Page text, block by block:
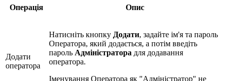
Операція Опис
Додати
оператора
Натисніть кнопку Додати, задайте ім'я та пароль
Оператора, який додається, а потім введіть
пароль Адміністратора для додавання
оператора.
Іменування Оператора як "Адміністратор" не